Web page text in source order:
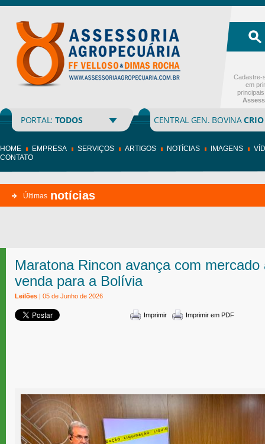
PORTAL: TODOS CENTRAL GEN. BOVINACRIO
Cadastre-
em
HOME EMPRESA SERVIÇOS ARTIGOS NOTÍCIAS IMAGENS
CONTATO
Últimas notícias
Maratona Rincon avança com
venda para a Bolívia
Leilões | 05 de Junho de 2026
Imprimir Imprimir em PDF